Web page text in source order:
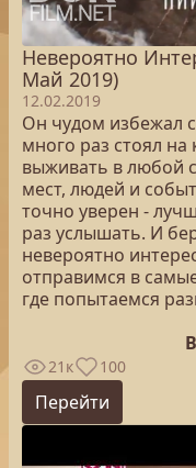
Невероятно
Май 2019)
12.02.2019
Он чудом избежал
много раз стоял
выживать в любой
мест, людей и
точно уверен -
раз услышать. И
невероятно
отправимся в
где попытаемся
21к 100
Перейти